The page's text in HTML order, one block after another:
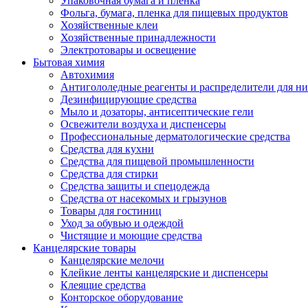
Фольга, бумага, пленка для пищевых продуктов
Хозяйственные клеи
Хозяйственные принадлежности
Электротовары и освещение
Бытовая химия
Автохимия
Антигололедные реагенты и распределители для
Дезинфицирующие средства
Мыло и дозаторы, антисептические гели
Освежители воздуха и диспенсеры
Профессиональные дерматологические средства
Средства для кухни
Средства для пищевой промышленности
Средства для стирки
Средства защиты и спецодежда
Средства от насекомых и грызунов
Товары для гостиниц
Уход за обувью и одеждой
Чистящие и моющие средства
Канцелярские товары
Канцелярские мелочи
Клейкие ленты канцелярские и диспенсеры
Клеящие средства
Конторское оборудование